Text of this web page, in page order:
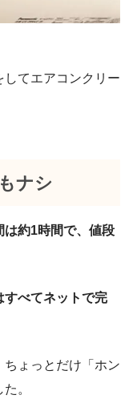
てエアコンクリー
ナシ
は約1時間で、値段
すべてネットで完
ょっとだけ「ホン
。